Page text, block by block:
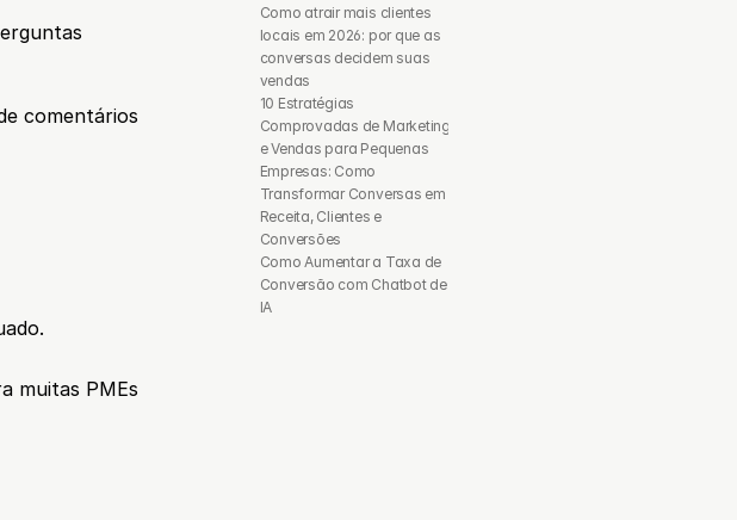
comentários
muitas PMEs
Como atrair mais clientes
locais em 2026: por que as
conversas decidem suas
vendas
10 Estratégias
Comprovadas de Marketing
e Vendas para Pequenas
Empresas: Como
Transformar Conversas em
Receita, Clientes e
Conversões
Como Aumentar a Taxa de
Conversão com Chatbot de
IA